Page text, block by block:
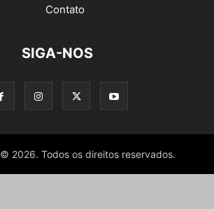
Contato
SIGA-NOS
© 2026. Todos os direitos reservados.